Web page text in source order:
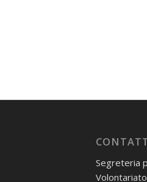
Segreteria